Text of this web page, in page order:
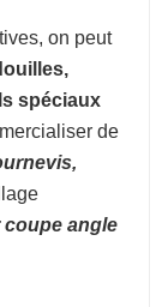
on peut
spéciaux
de
coupe angle